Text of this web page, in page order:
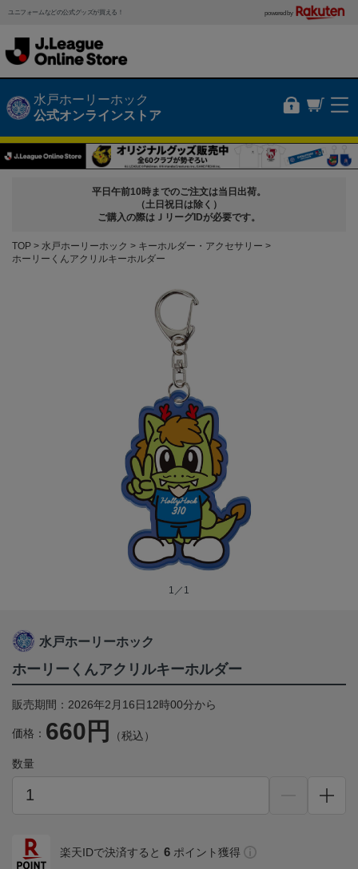
ユニフォームなどの公式グッズが買える！ powered by
水戸ホーリーホック
公式オンラインストア
平日午前10時までのご注文は当日出荷。
（土日祝日は除く）
ご購入の際はＪリーグIDが必要です。
TOP 水戸ホーリーホック
キーホルダー・アクセサリー
ホーリーくんアクリルキーホルダー
1／1
水戸ホーリーホック
ホーリーくんアクリルキーホルダー
販売期間：2026年2月16日12時00分から
価格： 660円 （税込）
数量
楽天IDで決済すると 6 ポイント獲得